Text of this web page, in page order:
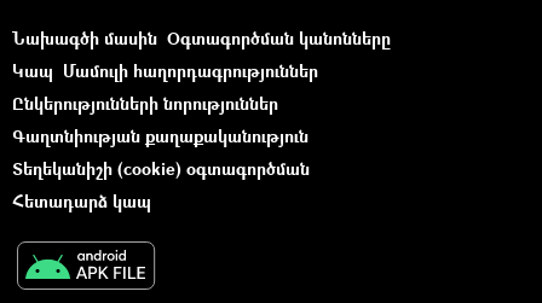
Նախագծի մասին Օգտագործման կանոնները
Կապ Մամուլի հաղորդագրություններ
Ընկերությունների նորություններ
Գաղտնիության քաղաքականություն
Տեղեկանիշի (cookie) օգտագործման
Հետադարձ կապ